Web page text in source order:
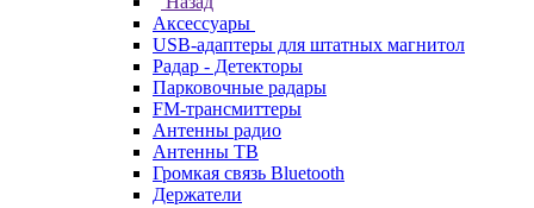
Аксессуары
USB-адаптеры для штатных магнитол
Радар - Детекторы
Парковочные радары
FM-трансмиттеры
Антенны радио
Антенны ТВ
Громкая связь Bluetooth
Держатели